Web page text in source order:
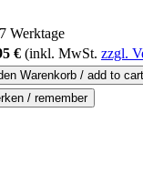
Werktage
€ (inkl. MwSt. zzgl.